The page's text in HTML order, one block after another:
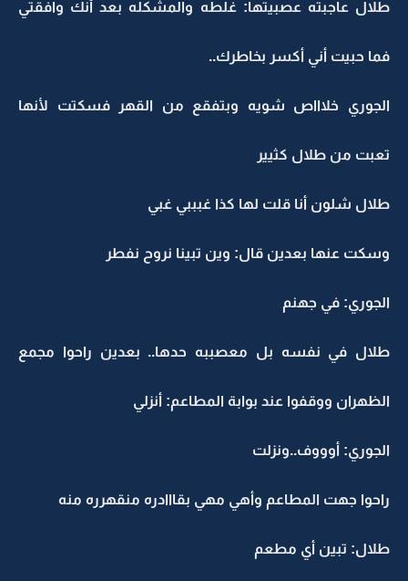
طلال عاجبته عصبيتها: غلطه والمشكله بعد أنك وافقتي
فما حبيت أني أكسر بخاطرك..
الجوري خلاااص شويه وبتفقع من القهر فسكتت لأنها
تعبت من طلال كثيير
طلال شلون أنا قلت لها كذا غبببي غبي
وسكت عنها بعدين قال: وين تبينا نروح نفطر
الجوري: في جهنم
طلال في نفسه بل معصببه حدها.. بعدين راحوا مجمع
الظهران ووقفوا عند بوابة المطاعم: أنزلي
الجوري: أوووف..ونزلت
راحوا جهت المطاعم وأهي مهي بقااادره منقهرره منه
طلال: تبين أي مطعم